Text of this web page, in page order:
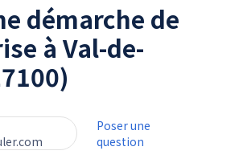
démarche de
à Val-de-
Poser une
question